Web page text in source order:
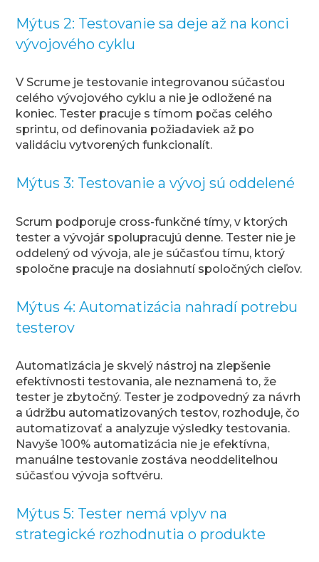
Mýtus 2: Testovanie sa deje až na konci
vývojového cyklu
V Scrume je testovanie integrovanou súčasťou
celého vývojového cyklu a nie je odložené na
koniec. Tester pracuje s tímom počas celého
sprintu, od definovania požiadaviek až po
validáciu vytvorených funkcionalít.
Mýtus 3: Testovanie a vývoj sú oddelené
Scrum podporuje cross-funkčné tímy, v ktorých
tester a vývojár spolupracujú denne. Tester nie je
oddelený od vývoja, ale je súčasťou tímu, ktorý
spoločne pracuje na dosiahnutí spoločných cieľov.
Mýtus 4: Automatizácia nahradí potrebu
testerov
Automatizácia je skvelý nástroj na zlepšenie
efektívnosti testovania, ale neznamená to, že
tester je zbytočný. Tester je zodpovedný za návrh
a údržbu automatizovaných testov, rozhoduje, čo
automatizovať a analyzuje výsledky testovania.
Navyše 100% automatizácia nie je efektívna,
manuálne testovanie zostáva neoddeliteľnou
súčasťou vývoja softvéru.
Mýtus 5: Tester nemá vplyv na
strategické rozhodnutia o produkte